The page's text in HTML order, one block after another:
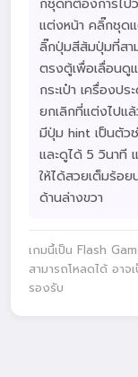
แต่งหน้า คลิ๊กชุด
ลิ๊กปุ่มสีส้มปุ่มที่สา
ตรงตู้เพื่อเลื่อนดู
กระเป๋า เครื่องป
ยกเลิกที่แต่งไปแ
มีปุ่ม hint เป็นตัว
และดูได้ 5 วินาที
ให้ได้สวยเต็มร้อ
ด้านล่างขวา
เกมนี้เป็น Flash
สามารถโหลดได้ อาจ
รองรับ